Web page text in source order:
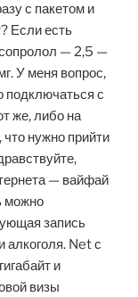
с пакетом и
Если есть
— 2,5 —
У меня вопрос,
подключаться с
же, либо на
нужно прийти
— вайфай
можно
запись
алкоголя. Net с
и
визы